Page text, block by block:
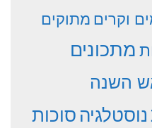
וקריםמתוקים
מתכונים
השנה
נוסטלגיהסוכות